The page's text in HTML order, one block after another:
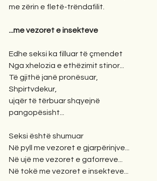
me zërin e fletë-trëndafilit.
...me vezoret e insekteve
Edhe seksi ka filluar të çmendet
Nga xhelozia e ethëzimit stinor...
Të gjithë janë pronësuar,
Shpirtvdekur,
ujqër të tërbuar shqyejnë
pangopësisht...
Seksi është shumuar
Në pyll me vezoret e gjarpërinjve...
Në ujë me vezoret e gaforreve...
Në tokë me vezoret e insekteve...